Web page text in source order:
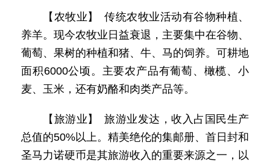
【农牧业】 传统农牧业活动有谷物种植、
养羊。现今农牧业日益衰退，主要集中在谷物、
葡萄、果树的种植和猪、牛、马的饲养。可耕地
面积6000公顷。主要农产品有葡萄、橄榄、小
麦、玉米，还有奶酪和肉类产品等。
【旅游业】 旅游业发达，收入占国民生产
总值的50%以上。精美绝伦的集邮册、首日封和
圣马力诺硬币是其旅游收入的重要来源之一，以